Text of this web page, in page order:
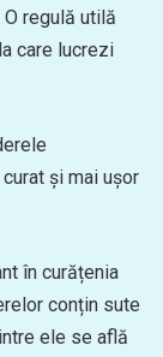
regulă utilă
care lucrezi
și mai ușor
în curățenia
conțin sute
ele se află